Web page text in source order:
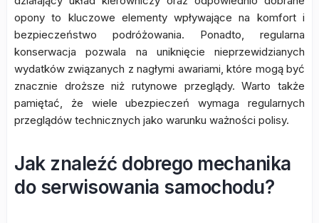
opony to kluczowe elementy wpływające na komfort i
bezpieczeństwo podróżowania. Ponadto, regularna
konserwacja pozwala na uniknięcie nieprzewidzianych
wydatków związanych z nagłymi awariami, które mogą być
znacznie droższe niż rutynowe przeglądy. Warto także
pamiętać, że wiele ubezpieczeń wymaga regularnych
przeglądów technicznych jako warunku ważności polisy.
Jak znaleźć dobrego mechanika
do serwisowania samochodu?